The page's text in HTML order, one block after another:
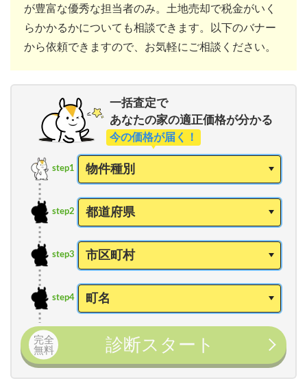
が豊富な優秀な担当者のみ。土地売却で税金がいく
らかかるかについても相談できます。以下のバナー
から依頼できますので、お気軽にご相談ください。
一括査定で
あなたの家の適正価格が分かる
今の価格が届く！
step1
step2
step3
step4
完全
無料
診断スタート